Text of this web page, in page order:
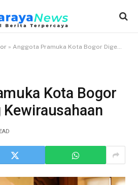
» Anggota Pramuka Kota Bogor Digembleng Kewirausahaan
Kota Bogor